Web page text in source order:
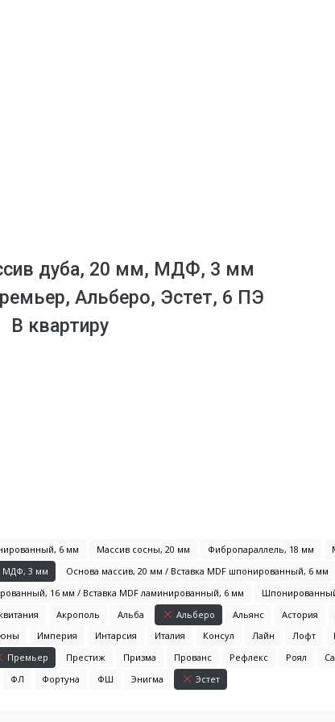
дуба, 20 мм, МДФ, 3 мм
Альберо, Эстет, 6 ПЭ
В квартиру
6 мм Массив сосны, 20 мм Фибропараллель, 18 мм
МДФ, 3 мм
Основа массив, 20 мм / Вставка MDF шпонированный, 6 мм
16 мм / Вставка MDF ламинированный, 6 мм
Акрополь Альба Альберо Альянс Астория
Империя Интарсия Италия Консул Лайн Лофт
Премьер Престиж Призма Прованс Рефлекс Роял
ФЛ Фортуна ФШ Энигма Эстет